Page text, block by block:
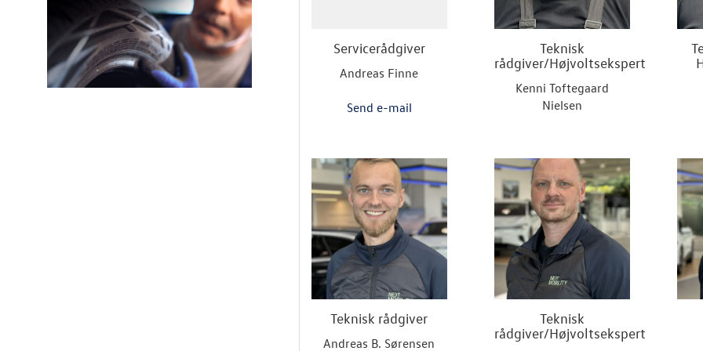
Servicerådgiver
Andreas Finne
Send e-mail
Teknisk
rådgiver/Højvoltsekspert
Kenni Toftegaard
Nielsen
Teknisk rådgiver
Andreas B. Sørensen
Teknisk
rådgiver/Højvoltsekspert